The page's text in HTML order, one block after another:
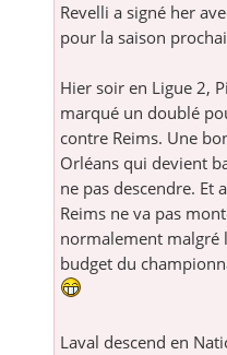
Revelli a signé her
pour la saison
Hier soir en Ligue 2,
marqué un doublé
contre Reims. Une
Orléans qui devient
ne pas descendre. Et
Reims ne va pas
normalement malgré
budget du
Laval descend en